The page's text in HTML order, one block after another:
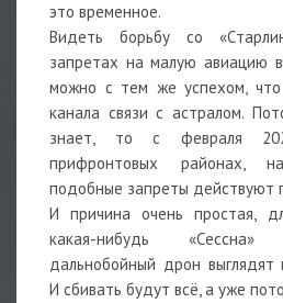
это временное.
Видеть борьбу со
запретах на малую авиацию
можно с тем же успехом,
канала связи с астралом.
знает, то с февраля
прифронтовых районах,
подобные запреты действуют
И причина очень простая,
какая-нибудь
дальнобойный дрон выглядят
И сбивать будут всё, а уже